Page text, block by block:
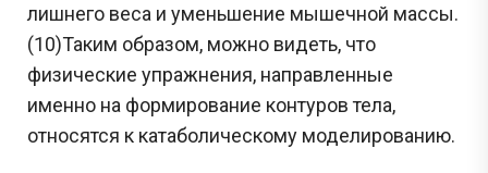
лишнего веса и уменьшение мышечной массы.
(10)Таким образом, можно видеть, что
физические упражнения, направленные
именно на формирование контуров тела,
относятся к катаболическому моделированию.